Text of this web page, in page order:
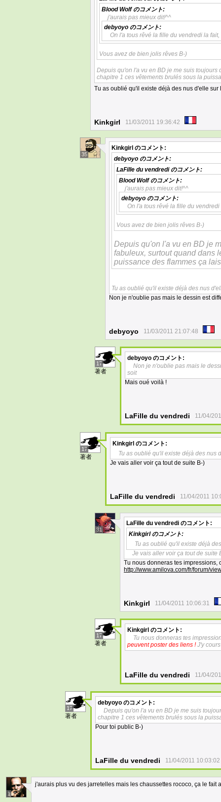
Blood Wolfのコメント:
j'aurais pas mieux dit!^^
debyoyo のコメント:
On l'a tous rêvé la fille du vendredi la
Vous avez de bien jolis rêves B-)
Depuis qu'on l'a vu en BD je me suis
chapitre 1 ces vêtements brulés sous la
Tu as oublié qu'il existe déjà des nus d'elle
Kinkgirl 11/03/2011 19:36:42
35
Kinkgirl のコメント:
debyoyo のコメント:
LaFille du vendrediのコメント:
Blood Wolfのコメント:
j'aurais pas mieux dit!^^
debyoyo のコメント:
On l'a tous rêvé la fille du
Vous avez de bien jolis rêves B-)
Depuis qu'on l'a vu en BD je
fabuleux, surtout quand dans
puissance des flammes ça
Tu as oublié qu'il existe déjà des nus
Non je n'oublie pas mais le dessin est
debyoyo 11/03/2011 21:07:48
17
著者
debyoyo のコメント:
Non je n'oublie pas mais le
soit
Mais oué voilà !
LaFille du vendredi 11/04/
17
著者
Kinkgirl のコメント:
Tu as oublié qu'il existe déjà des nus
Je vais aller voir ça tout de suite B-)
LaFille du vendredi 11/04/2011
31
LaFille du vendredi のコメント:
Kinkgirlのコメント:
Tu as oublié qu'il existe déjà
Je vais aller voir ça tout de suite
Tu nous donneras tes impressions,
http://www.amilova.com/fr/forum/
Kinkgirl 11/04/2011 10:06:31
17
著者
Kinkgirl のコメント:
Tu nous donneras tes
peuvent poster des liens !J'y
LaFille du vendredi 11/04/
17
著者
debyoyo のコメント:
Depuis qu'on l'a vu en BD je me suis
chapitre 1 ces vêtements brulés sous la
Pour toi public B-)
LaFille du vendredi 11/04/2011 10:03:02
1
j'aurais plus vu des jarretelles mais les chaussettes rococo, ça le fait